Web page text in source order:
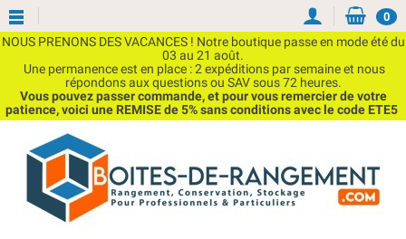
NOUS PRENONS DES VACANCES ! Notre boutique passe en mode été du
03 au 21 août.
Une permanence est en place : 2 expéditions par semaine et nous
répondons aux questions ou SAV sous 72 heures.
Vous pouvez passer commande, et pour vous remercier de votre
patience, voici une REMISE de 5% sans conditions avec le code ETE5
0